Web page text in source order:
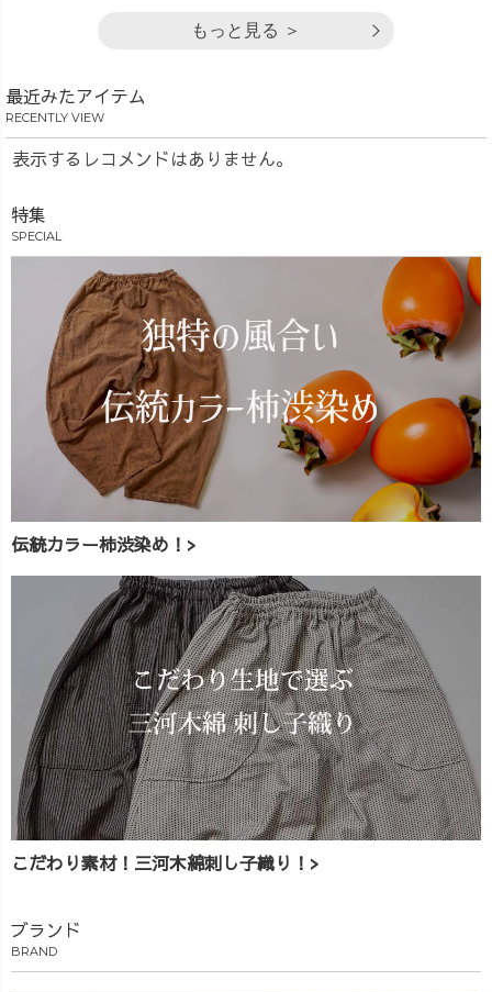
もっと見る ＞
最近みたアイテム
RECENTLY VIEW
表示するレコメンドはありません。
特集
SPECIAL
伝統カラー柿渋染め！>
こだわり素材！三河木綿刺し子織り！>
ブランド
BRAND